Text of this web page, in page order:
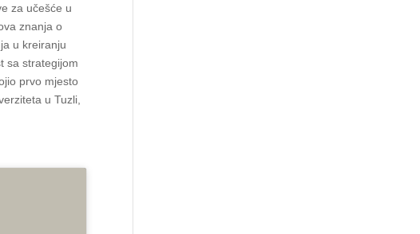
za učešće u
znanja o
u kreiranju
sa strategijom
prvo mjesto
u Tuzli,